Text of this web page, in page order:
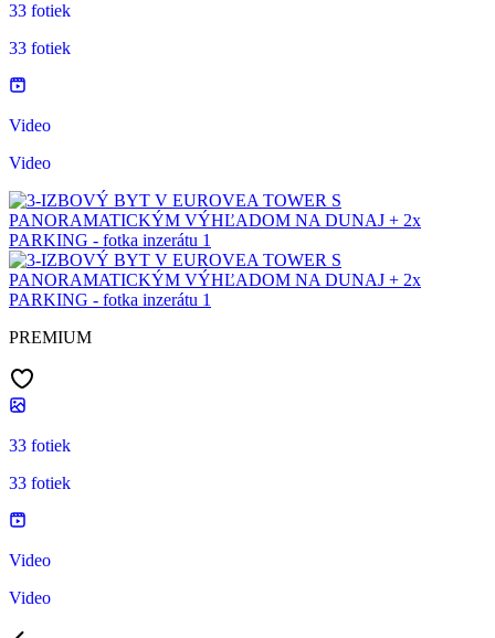
33 fotiek
33 fotiek
Video
Video
PREMIUM
33 fotiek
33 fotiek
Video
Video